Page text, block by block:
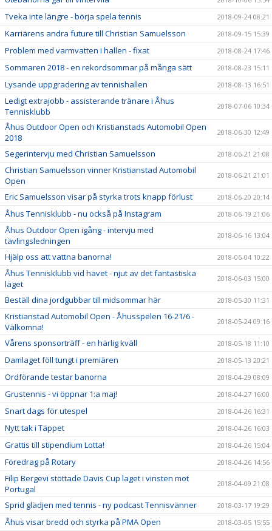
Tveka inte längre - börja spela tennis 2018-09-24 08:21
Karriärens andra future till Christian Samuelsson 2018-09-15 15:39
Problem med varmvatten i hallen - fixat 2018-08-24 17:46
Sommaren 2018 - en rekordsommar på många sätt 2018-08-23 15:11
Lysande uppgradering av tennishallen 2018-08-13 16:51
Ledigt extrajobb - assisterande tränare i Åhus
Tennisklubb
2018-07-06 10:34
Åhus Outdoor Open och Kristianstads Automobil Open
2018
2018-06-30 12:49
Segerintervju med Christian Samuelsson 2018-06-21 21:08
Christian Samuelsson vinner Kristianstad Automobil
Open
2018-06-21 21:01
Eric Samuelsson visar på styrka trots knapp förlust 2018-06-20 20:14
Åhus Tennisklubb - nu också på Instagram 2018-06-19 21:06
Åhus Outdoor Open igång - intervju med
tävlingsledningen
2018-06-16 13:04
Hjälp oss att vattna banorna! 2018-06-04 10:22
Åhus Tennisklubb vid havet - njut av det fantastiska
läget
2018-06-03 15:00
Beställ dina jordgubbar till midsommar här 2018-05-30 11:31
Kristianstad Automobil Open - Åhusspelen 16-21/6 -
Välkomna!
2018-05-24 09:16
Vårens sponsorträff - en härlig kväll 2018-05-18 11:10
Damlaget föll tungt i premiären 2018-05-13 20:21
Ordförande testar banorna 2018-04-29 08:09
Grustennis - vi öppnar 1:a maj! 2018-04-27 16:00
Snart dags för utespel 2018-04-26 16:31
Nytt tak i Täppet 2018-04-26 16:03
Grattis till stipendium Lotta! 2018-04-26 15:04
Föredrag på Rotary 2018-04-26 14:56
Filip Bergevi stöttade Davis Cup laget i vinsten mot
Portugal
2018-04-09 21:08
Sprid glädjen med tennis - ny podcast Tennisvänner 2018-03-17 19:29
Åhus visar bredd och styrka på PMA Open 2018-03-05 15:55